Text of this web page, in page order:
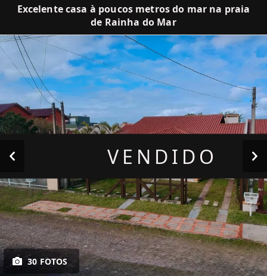
Excelente casa à poucos metros do mar na praia
de Rainha do Mar
30 FOTOS
VENDIDO